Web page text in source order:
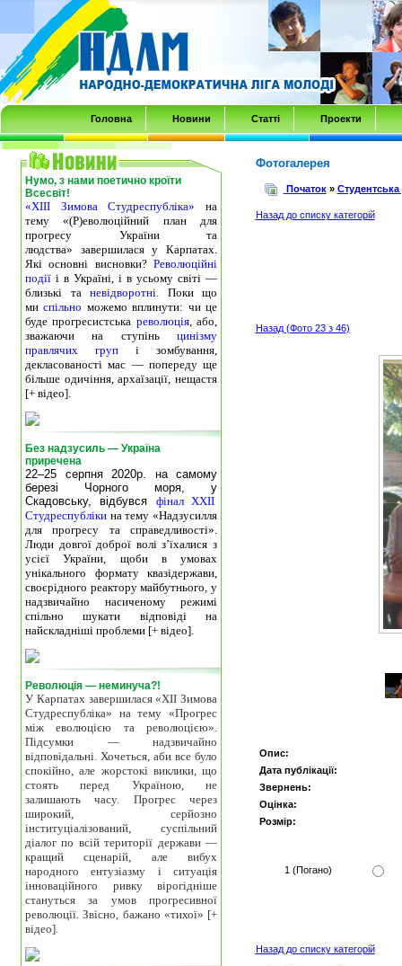
Transmenu
powered
by
JoomlArt.com
-
Mambo
Joomla
Professional
Templates
Club
Головна Новини Статті Проекти
Нумо, з нами поетично кроїти
Всесвіт!
«ХІІІ Зимова Студреспубліка» на
тему «(Р)еволюційний план для
прогресу України та
людства» завершилася у Карпатах.
Які основні висновки? Революційні
події і в Україні, і в усьому світі —
близькі та невідворотні. Поки що
миспільно можемо вплинути: чи це
буде прогресистська революція, або,
зважаючи на ступінь цинізму
правлячих груп і зомбування,
декласованості мас — попереду ще
більше одичіння, архаїзації, нещастя
[+ відео].
Без надзусиль — Україна
приречена
22–25 серпня 2020р. на самому
березі Чорного моря, у
Скадовську, відбувся фінал XXII
Студреспубліки на тему «Надзусилля
для прогресу та справедливості».
Люди довгої доброї волі з’їхалися з
усієї України, щоби в умовах
унікального формату квазідержави,
своєрідного реактору майбутнього, у
надзвичайно насиченому режимі
спільно шукати відповіді на
найскладніші проблеми [+ відео].
Революція — неминуча?!
У Карпатах завершилася «ХІІ Зимова
Студреспубліка» на тему «Прогрес
між еволюцією та революцією».
Підсумки — надзвичайно
відповідальні. Хочеться, аби все було
спокійно, але жорстокі виклики, що
стоять перед Україною, не
залишають часу. Прогрес через
широкий, серйозно
інституціалізований, суспільний
діалог по всій території держави —
кращий сценарій, але вибух
народного ентузіазму і ситуація
інноваційного ривку вірогідніше
стануться за умов прогресивної
революції. Звісно, бажано «тихої» [+
відео].
Фотогалерея
Початок» Студентська
Назад до списку категорій
Назад (Фото 23 з 46)
Опис:
Дата публікації:
Звернень:
Оцінка:
Розмір:
1 (Погано)
Назад до списку категорій